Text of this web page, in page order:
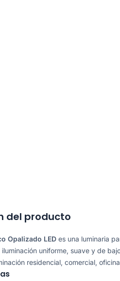
del producto
Opalizado LED es una luminaria
uniforme, suave y de
residencial, comercial,